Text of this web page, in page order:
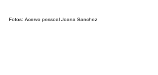
Fotos: Acervo pessoal Joana Sanchez